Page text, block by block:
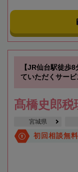
【JR仙台駅徒歩
ていただくサー
髙橋史郎税
宮城県
初回相談無料